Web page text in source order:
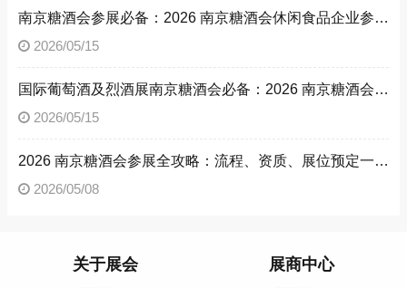
南京糖酒会参展必备：2026 南京糖酒会休闲食品企业参展流程与资质文件清单
2026/05/15
国际葡萄酒及烈酒展南京糖酒会必备：2026 南京糖酒会参展流程与参展资质详解
2026/05/15
2026 南京糖酒会参展全攻略：流程、资质、展位预定一文读懂
2026/05/08
关于展会 展商中心